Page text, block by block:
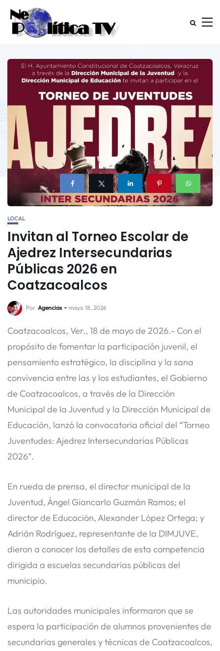
LOCAL
Invitan al Torneo Escolar de
Ajedrez Intersecundarias
Públicas 2026 en
Coatzacoalcos
Por Agencias mayo 18, 2026
Coatzacoalcos, Ver., 18 de mayo de 2026.- Con el
propósito de fomentar la participación juvenil, el
pensamiento estratégico, la disciplina y la sana
convivencia entre las y los estudiantes, el Gobierno
de Coatzacoalcos, a través de la Dirección
Municipal de la Juventud y la Dirección Municipal de
Educación, lanzó la convocatoria oficial del “Torneo
Juventudes: Ajedrez Intersecundarias Públicas
2026”.
En rueda de prensa, el director municipal de la
Juventud, Ángel Giancarlo Guzmán Ramos; el
director de Educación, Alexander López Ortega; y
Adrián Rodríguez, representante de la DIMJUVE,
dieron a conocer los detalles de esta competencia
dirigida a escuelas secundarias públicas del
municipio.
Las autoridades municipales informaron que se
espera la participación de alumnos provenientes de
secundarias generales y técnicas de Coatzacoalcos,